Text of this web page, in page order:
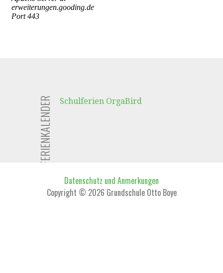
FERIENKALENDER Schulferien OrgaBird
Datenschutz und Anmerkungen
Copyright © 2026 Grundschule Otto Boye